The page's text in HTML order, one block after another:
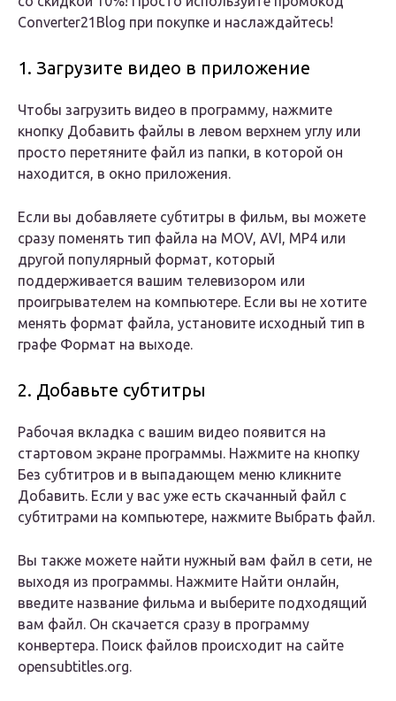
Converter21Blog при покупке и наслаждайтесь!
1. Загрузите видео в приложение
Чтобы загрузить видео в программу, нажмите
кнопку Добавить файлы в левом верхнем углу или
просто перетяните файл из папки, в которой он
находится, в окно приложения.
Если вы добавляете субтитры в фильм, вы можете
сразу поменять тип файла на MOV, AVI, MP4 или
другой популярный формат, который
поддерживается вашим телевизором или
проигрывателем на компьютере. Если вы не хотите
менять формат файла, установите исходный тип в
графе Формат на выходе.
2. Добавьте субтитры
Рабочая вкладка с вашим видео появится на
стартовом экране программы. Нажмите на кнопку
Без субтитров и в выпадающем меню кликните
Добавить. Если у вас уже есть скачанный файл с
субтитрами на компьютере, нажмите Выбрать файл.
Вы также можете найти нужный вам файл в сети, не
выходя из программы. Нажмите Найти онлайн,
введите название фильма и выберите подходящий
вам файл. Он скачается сразу в программу
конвертера. Поиск файлов происходит на сайте
opensubtitles.org.